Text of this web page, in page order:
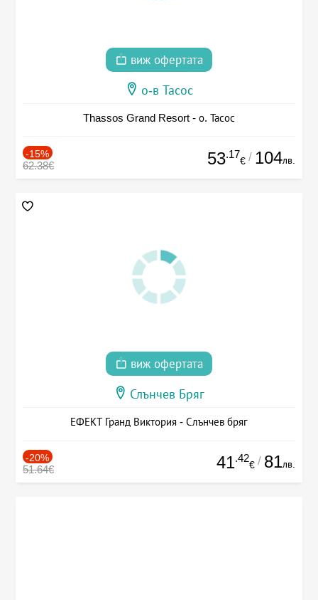
виж офертата
о-в Тасос
Thassos Grand Resort - о. Тасос
-15%
62.38€ 53.17
€ / 104лв.
виж офертата
Слънчев Бряг
ЕФЕКТ Гранд Виктория - Слънчев бряг
-20%
51.64€ 41.42
€ / 81лв.